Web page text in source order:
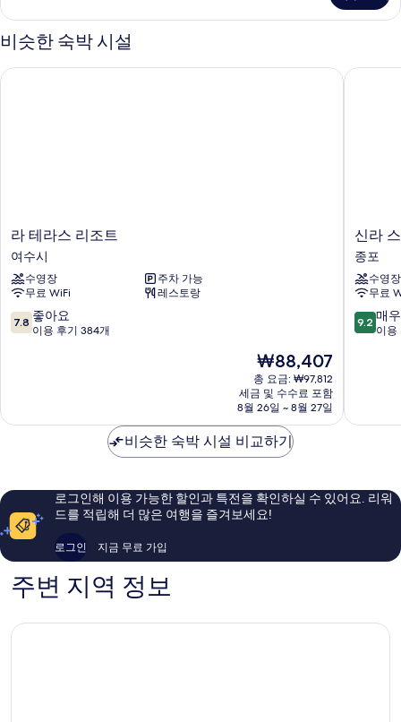
히
보
기
비슷한 숙박 시설
라
테
라
스
리
조
트
라 테라스 리조트
여수시
수영장
주차 가능
무료 WiFi
레스토랑
10
점
좋
용
기
384
7.8 좋아요
이용 후기 384개
현
재
요
금
₩88,407
₩88,407
총 요금: ₩97,812
세금 및 수수료 포함
8월 26일 ~ 8월 27일
라 테라스 리조트
신
라
스
테
이
여
수
포
신라
종포
수영장
무료
10
점
매
해
요,
9.2 매
이용
신라 스
비슷한 숙박 시설 비교하기
로그인해 이용 가능한 할인과 특전을 확인하실 수 있어요. 리워
드를 적립해 더 많은 여행을 즐겨보세요!
로그인 지금 무료 가입
주변 지역 정보